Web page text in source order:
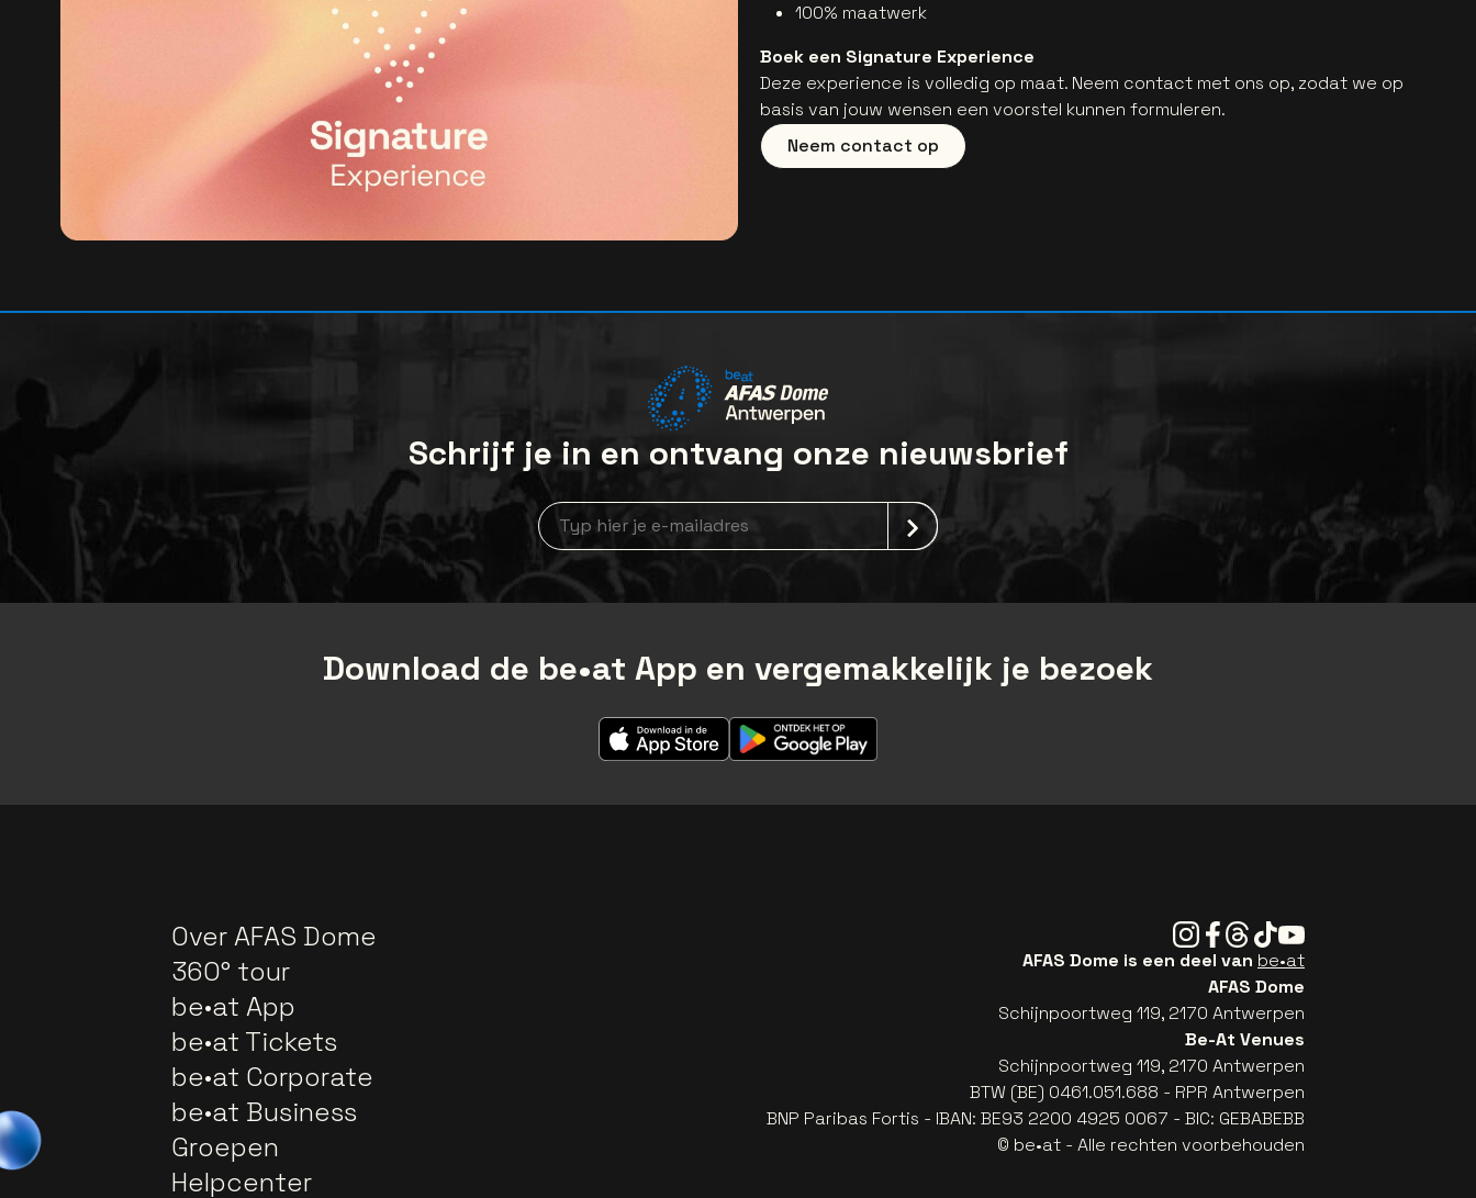
100% maatwerk
Boek een Signature Experience
Deze experience is volledig op maat. Neem contact met ons op, zodat we op
basis van jouw wensen een voorstel kunnen formuleren.
Neem contact op
Schrijf je in en ontvang onze nieuwsbrief
Nieuwsbrief aanmelding
Download de be•at App en vergemakkelijk je bezoek
Over AFAS Dome
360° tour
be•at App
be•at Tickets
be•at Corporate
be•at Business
Groepen
Helpcenter
Instagram
Facebook
Threads
TiktokYoutube
AFAS Dome is een deel van be•at
AFAS Dome
Schijnpoortweg 119, 2170 Antwerpen
Be-At Venues
Schijnpoortweg 119, 2170 Antwerpen
BTW (BE) 0461.051.688 - RPR Antwerpen
BNP Paribas Fortis - IBAN: BE93 2200 4925 0067 - BIC: GEBABEBB
© be•at - Alle rechten voorbehouden